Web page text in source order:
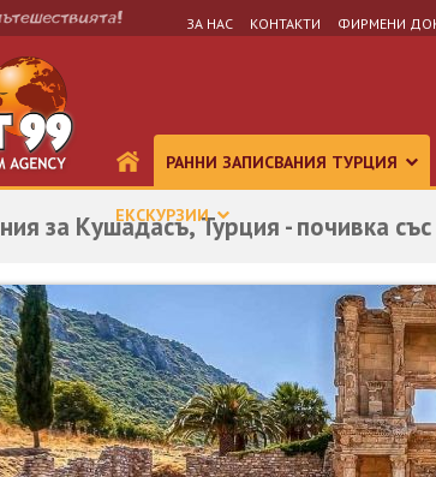
ЗА НАС КОНТАКТИ ФИРМЕНИ
РАННИ ЗАПИСВАНИЯ ТУРЦИЯ
ЕКСКУРЗИИ
за Кушадасъ, Турция - почивка със